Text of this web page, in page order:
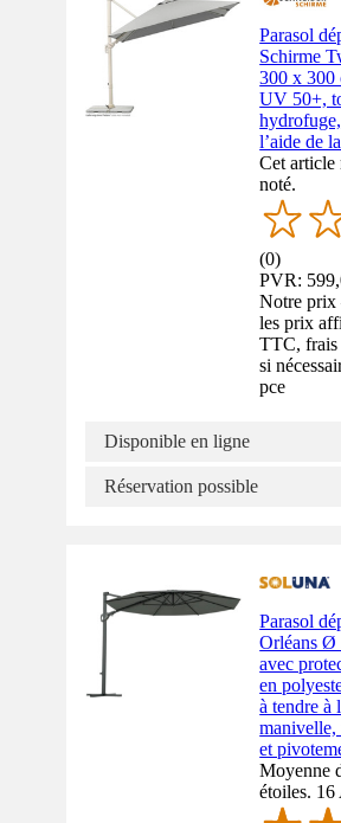
Parasol
Schirme
300 x 300
UV 50+,
l’aide de
Cet article
noté.
(0)
PVR:
Notre
les prix
TTC, frais
si
pce
Disponible en ligne
Réservation possible
Parasol
Orléans Ø
avec
en
à tendre à
et
Moyenne
étoiles. 16